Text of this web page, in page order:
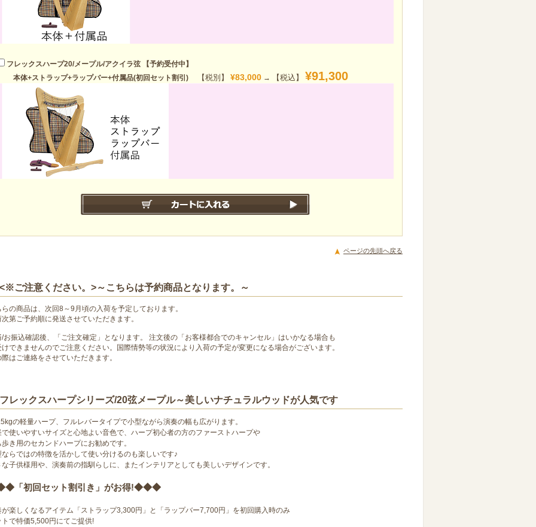
フレックスハープ20/メープル/アクイラ弦 【予約受付中】
本体+ストラップ+ラップバー+付属品(初回セット割引)
【税別】 ¥83,000 → 【税込】 ¥91,300
ページの先頭へ戻る
<※ご注意ください。>～こちらは予約商品となります。～
らの商品は、次回8～9月頃の入荷を予定しております。
第ご予約順に発送させていただきます。
/お振込確認後、「ご注文確定」となります。 注文後の「お客様都合でのキャンセル」はいかなる場合も
けできませんのでご注意ください。国際情勢等の状況により入荷の予定が変更になる場合がございます。
はご連絡をさせていただきます。
フレックスハープシリーズ/20弦メープル～美しいナチュラルウッドが人気です
の軽量ハープ、フルレバータイプで小型ながら演奏の幅も広がります。
で使いやすいサイズと心地よい音色で、ハープ初心者の方のファーストハープや
き用のセカンドハープにお勧めです。
ならではの特徴を活かして使い分けるのも楽しいです♪
な子供様用や、演奏前の指馴らしに、またインテリアとしても美しいデザインです。
「初回セット割引き」がお得!◆◆◆
が楽しくなるアイテム「ストラップ3,300円」と「ラップバー7,700円」を初回購入時のみ
トで特価5,500円にてご提供!